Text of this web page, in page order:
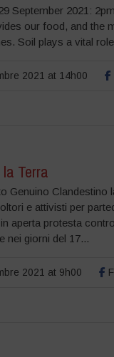
September 2021:
our food, and the
Soil plays a vital
2021 at 14h00
Terra
Genuino Clandestino
e attivisti per
aperta protesta
nei giorni del 17...
2021 at 9h00